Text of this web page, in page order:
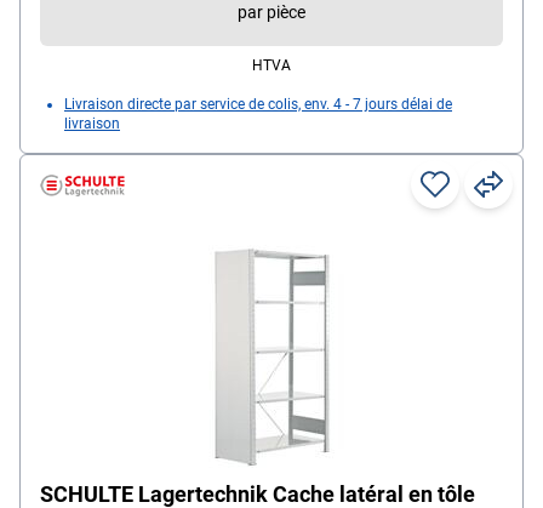
par pièce
HTVA
Livraison directe par service de colis, env. 4 - 7 jours délai de
livraison
SCHULTE Lagertechnik Cache latéral en tôle